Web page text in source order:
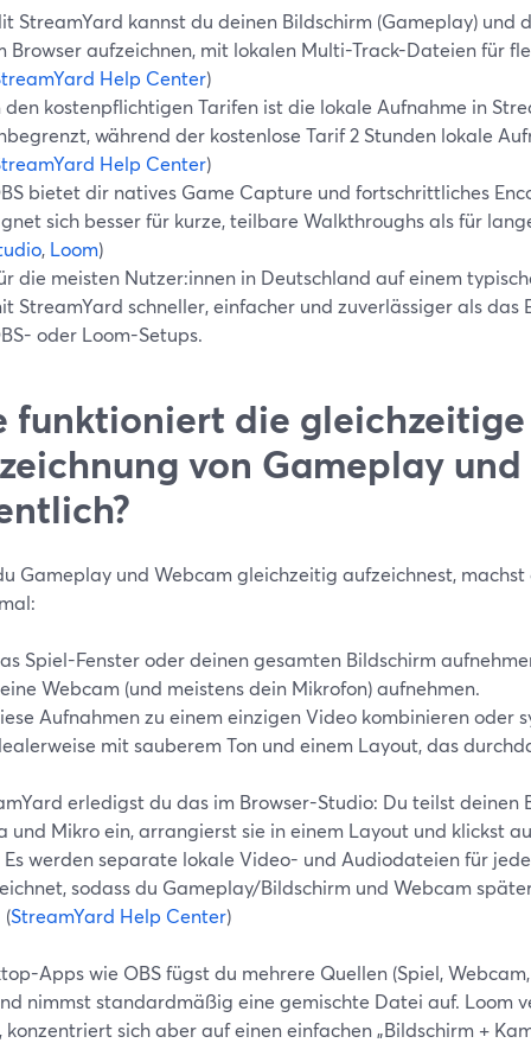
StreamYard kannst du deinen Bildschirm (Gameplay) und
Browser aufzeichnen, mit lokalen Multi-Track-Dateien für
Help Center)
den kostenpflichtigen Tarifen ist die lokale Aufnahme in
während der kostenlose Tarif 2 Stunden lokale
Help Center)
bietet dir natives Game Capture und fortschrittliches
sich besser für kurze, teilbare Walkthroughs als für
, Loom)
die meisten Nutzer:innen in Deutschland auf einem
StreamYard schneller, einfacher und zuverlässiger als das
oder Loom-Setups.
funktioniert die gleichzeitige
von Gameplay
Gameplay und Webcam gleichzeitig aufzeichnest,
Spiel-Fenster oder deinen gesamten Bildschirm
Webcam (und meistens dein Mikrofon) aufnehmen.
Aufnahmen zu einem einzigen Video kombinieren oder
mit sauberem Ton und einem Layout, das
erledigst du das im Browser-Studio: Du teilst deinen
und Mikro ein, arrangierst sie in einem Layout und klickst
werden separate lokale Video- und Audiodateien für
sodass du Gameplay/Bildschirm und Webcam
(StreamYard Help Center)
Apps wie OBS fügst du mehrere Quellen (Spiel,
nimmst standardmäßig eine gemischte Datei auf. Loom
konzentriert sich aber auf einen einfachen „Bildschirm +